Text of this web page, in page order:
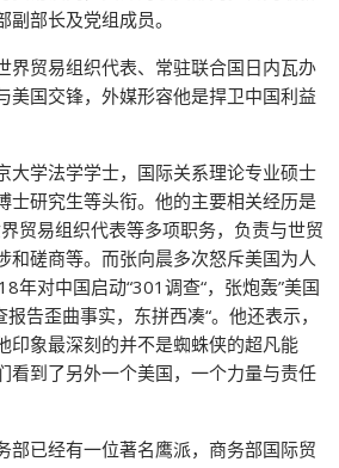
部长及党组成员。
界贸易组织代表、常驻联合国日内瓦办
美国交锋，外媒形容他是捍卫中国利益
大学法学学士，国际关系理论专业硕士
士研究生等头衔。他的主要相关经历是
贸易组织代表等多项职务，负责与世贸
和磋商等。而张向晨多次怒斥美国为人
年对中国启动“301调查“，张炮轰”美国
告歪曲事实，东拼西凑“。他还表示，
印象最深刻的并不是蜘蛛侠的超凡能
看到了另外一个美国，一个力量与责任
部已经有一位著名鹰派，商务部国际贸